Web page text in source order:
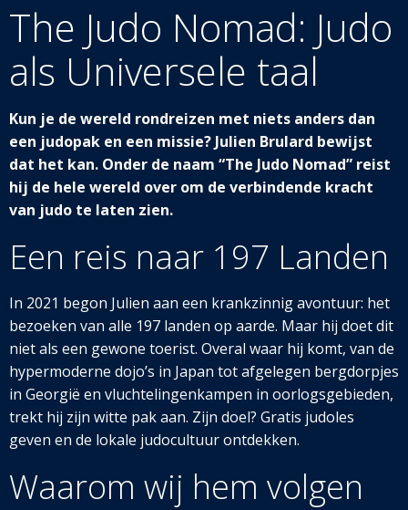
The Judo Nomad: Judo
als Universele taal
Kun je de wereld rondreizen met niets anders dan
een judopak en een missie? Julien Brulard bewijst
dat het kan. Onder de naam “The Judo Nomad” reist
hij de hele wereld over om de verbindende kracht
van judo te laten zien.
Een reis naar 197 Landen
In 2021 begon Julien aan een krankzinnig avontuur: het
bezoeken van alle 197 landen op aarde. Maar hij doet dit
niet als een gewone toerist. Overal waar hij komt, van de
hypermoderne dojo’s in Japan tot afgelegen bergdorpjes
in Georgië en vluchtelingenkampen in oorlogsgebieden,
trekt hij zijn witte pak aan. Zijn doel? Gratis judoles
geven en de lokale judocultuur ontdekken.
Waarom wij hem volgen